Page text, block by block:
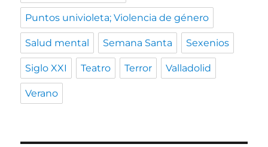
Puntos univioleta; Violencia de género
Salud mental Semana Santa Sexenios
Siglo XXI Teatro Terror Valladolid
Verano